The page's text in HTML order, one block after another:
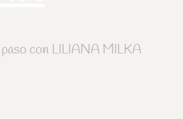
paso con LILIANA MILKA